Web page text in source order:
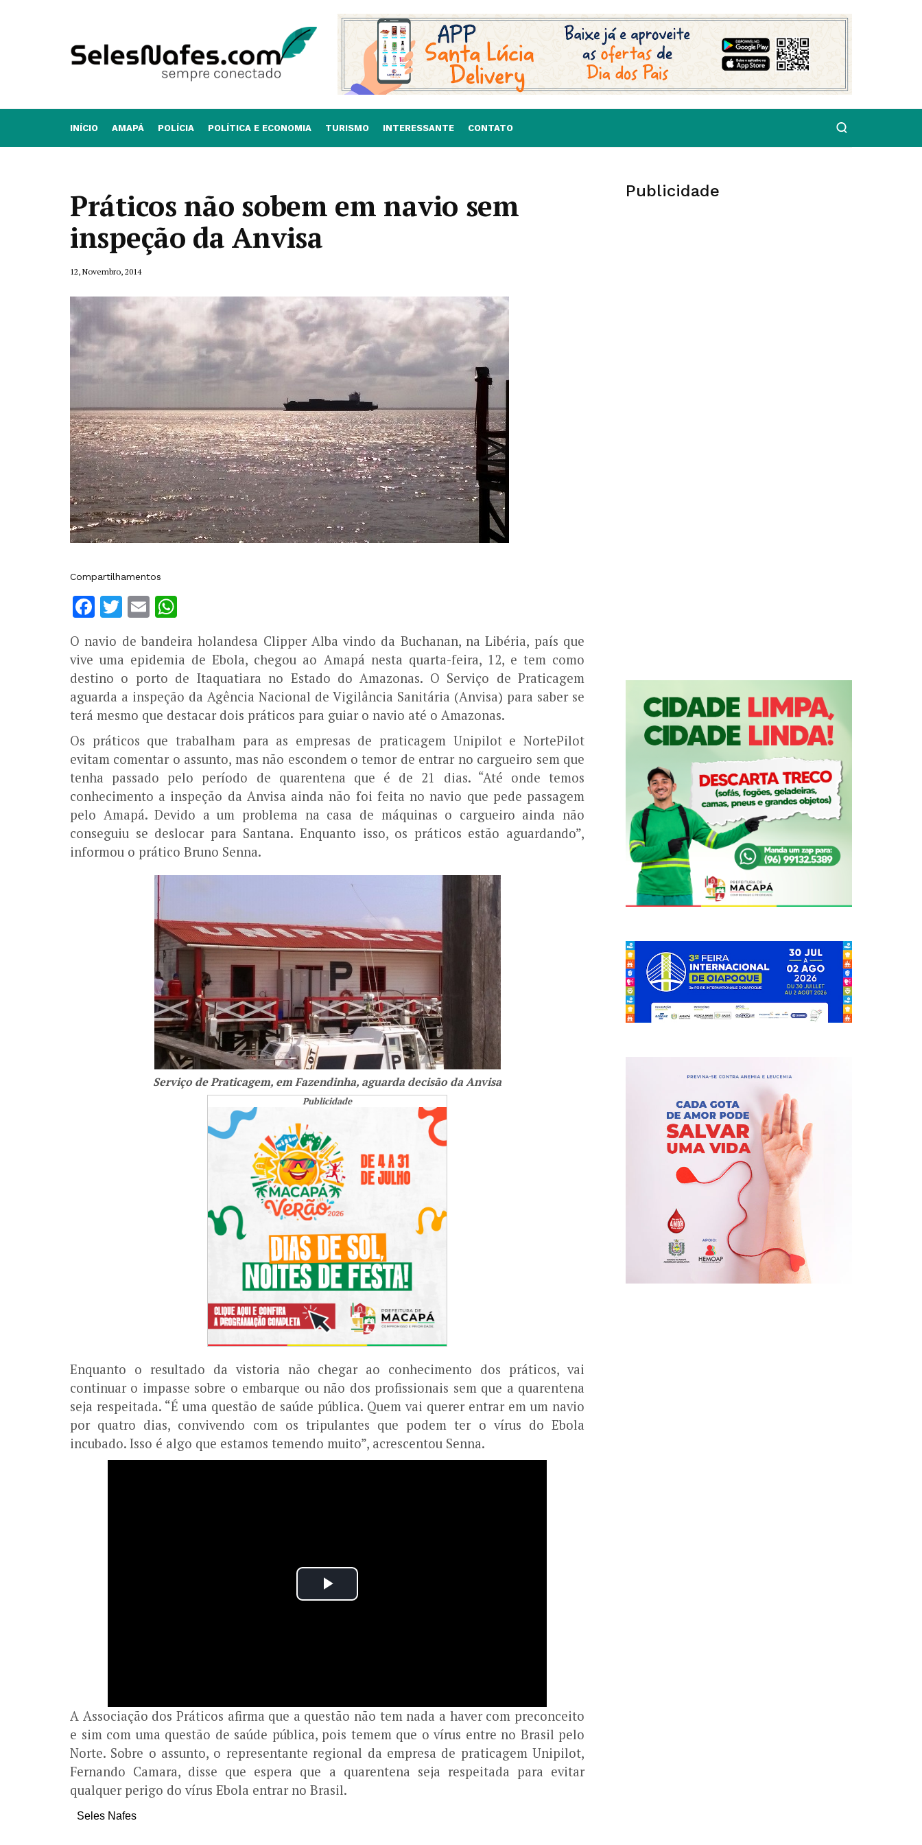
INÍCIO AMAPÁ POLÍCIA POLÍTICA E ECONOMIA TURISMO INTERESSANTE CONTATO
Práticos não sobem em navio sem
inspeção da Anvisa
12, Novembro, 2014
Compartilhamentos
Facebook
Twitter
Email
O navio de bandeira holandesa Clipper Alba vindo da Buchanan, na Libéria, país que
vive uma epidemia de Ebola, chegou ao Amapá nesta quarta-feira, 12, e tem como
destino o porto de Itaquatiara no Estado do Amazonas. O Serviço de Praticagem
aguarda a inspeção da Agência Nacional de Vigilância Sanitária (Anvisa) para saber se
terá mesmo que destacar dois práticos para guiar o navio até o Amazonas.
Os práticos que trabalham para as empresas de praticagem Unipilot e NortePilot
evitam comentar o assunto, mas não escondem o temor de entrar no cargueiro sem que
tenha passado pelo período de quarentena que é de 21 dias. “Até onde temos
conhecimento a inspeção da Anvisa ainda não foi feita no navio que pede passagem
pelo Amapá. Devido a um problema na casa de máquinas o cargueiro ainda não
conseguiu se deslocar para Santana. Enquanto isso, os práticos estão aguardando”,
informou o prático Bruno Senna.
Serviço de Praticagem, em Fazendinha, aguarda decisão da Anvisa
Publicidade
Enquanto o resultado da vistoria não chegar ao conhecimento dos práticos, vai
continuar o impasse sobre o embarque ou não dos profissionais sem que a quarentena
seja respeitada. “É uma questão de saúde pública. Quem vai querer entrar em um navio
por quatro dias, convivendo com os tripulantes que podem ter o vírus do Ebola
incubado. Isso é algo que estamos temendo muito”, acrescentou Senna.
A Associação dos Práticos afirma que a questão não tem nada a haver com preconceito
e sim com uma questão de saúde pública, pois temem que o vírus entre no Brasil pelo
Norte. Sobre o assunto, o representante regional da empresa de praticagem Unipilot,
Fernando Camara, disse que espera que a quarentena seja respeitada para evitar
qualquer perigo do vírus Ebola entrar no Brasil.
Seles Nafes
Publicidade